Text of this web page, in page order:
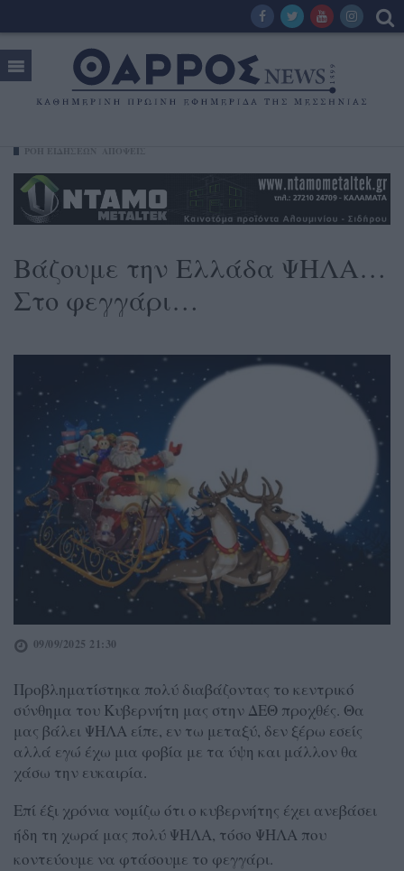
Βάζουμε την Ελλάδα ΨΗΛΑ…
Στο φεγγάρι…
09/09/2025 21:30
Προβληματίστηκα πολύ διαβάζοντας το κεντρικό
σύνθημα του Κυβερνήτη μας στην ΔΕΘ προχθές. Θα
μας βάλει ΨΗΛΑ είπε, εν τω μεταξύ, δεν ξέρω εσείς
αλλά εγώ έχω μια φοβία με τα ύψη και μάλλον θα
χάσω την ευκαιρία.
Επί έξι χρόνια νομίζω ότι ο κυβερνήτης έχει ανεβάσει
ήδη τη χωρά μας πολύ ΨΗΛΑ, τόσο ΨΗΛΑ που
κοντεύουμε να φτάσουμε το φεγγάρι.